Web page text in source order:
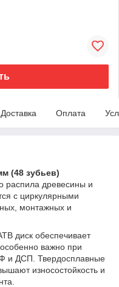
Доставка Оплата
(48 зубьев)
распила древесины и
с циркулярными
монтажных и
диск обеспечивает
важно при
и ДСП. Твердосплавные
износостойкость и